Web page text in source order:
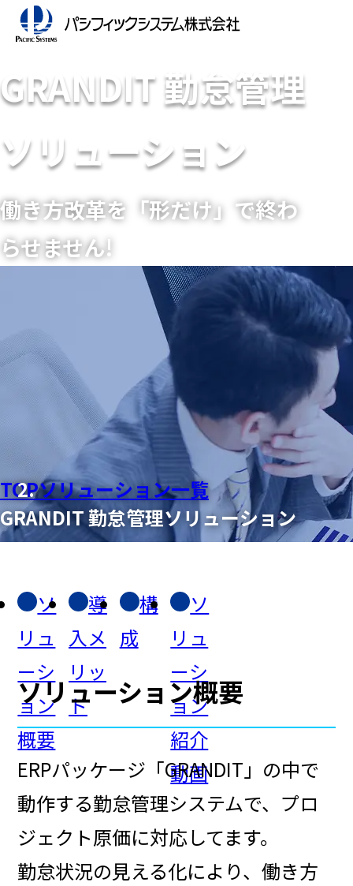
GRANDIT 勤怠管理
ソリューション
働き方改革を「形だけ」で終わ
らせません!
TOPソリューション一覧
GRANDIT 勤怠管理ソリューション
ソ
リュ
ーシ
ョン
概要
導
入メ
リッ
ト
構
成
ソ
リュ
ーシ
ョン
紹介
動画
ソリューション概要
ERPパッケージ「GRANDIT」の中で
動作する勤怠管理システムで、プロ
ジェクト原価に対応してます。
勤怠状況の見える化により、働き方